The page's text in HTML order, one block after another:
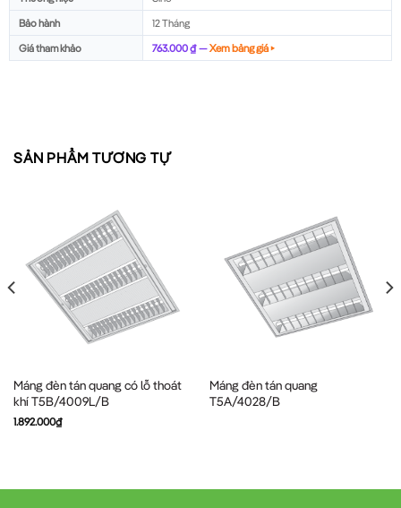
Bảo hành
12 Tháng
Giá tham khảo
763.000 ₫ —Xem bảng giá ▸
SẢN PHẨM TƯƠNG TỰ
Máng đèn tán quang có lỗ thoát
khí T5B/4009L/B
1.892.000₫
Máng đèn tán quang
T5A/4028/B